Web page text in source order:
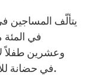
وعشرين طفلاً
في حضانة للأطفال حتى لا يشعروا بأنهم في السجن.